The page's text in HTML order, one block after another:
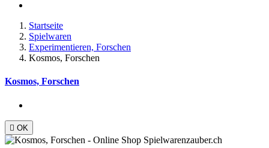
Startseite
Spielwaren
Experimentieren, Forschen
Kosmos, Forschen
Kosmos, Forschen
 OK